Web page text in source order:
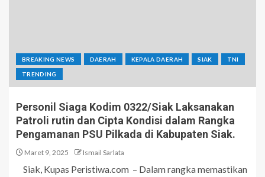
BREAKING NEWS DAERAH KEPALA DAERAH SIAK TNI
TRENDING
Personil Siaga Kodim 0322/Siak Laksanakan
Patroli rutin dan Cipta Kondisi dalam Rangka
Pengamanan PSU Pilkada di Kabupaten Siak.
Maret 9, 2025 Ismail Sarlata
Siak, Kupas Peristiwa.com – Dalam rangka memastikan